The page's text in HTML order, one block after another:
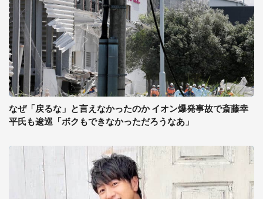
なぜ「戻るな」と言えなかったのか イオン爆発事故で斎藤幸
平氏も逡巡「ボクもできなかっただろうなあ」